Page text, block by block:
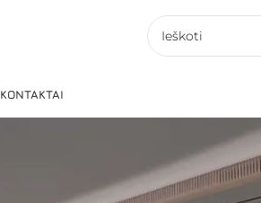
KONTAKTAI